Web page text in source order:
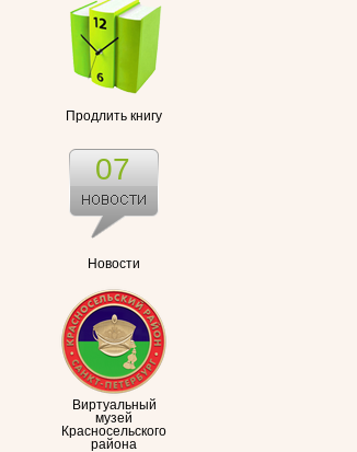
Продлить книгу
Новости
07
Виртуальный
музей
Красносельского
района